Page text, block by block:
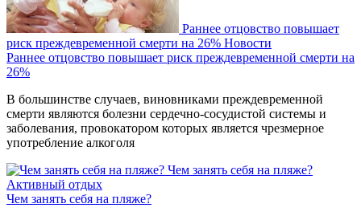
Раннее отцовство повышает
риск преждевременной смерти на 26% Новости
Раннее отцовство повышает риск преждевременной смерти на
26%
В большинстве случаев, виновниками преждевременной
смерти являются болезни сердечно-сосудистой системы и
заболевания, провокатором которых является чрезмерное
употребление алкоголя
Чем занять себя на пляже?
Активный отдых
Чем занять себя на пляже?